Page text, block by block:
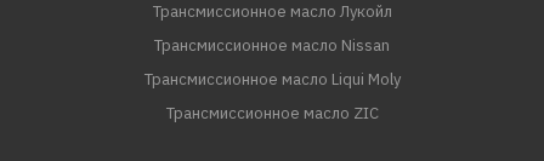
Трансмиссионное масло Лукойл
Трансмиссионное масло Nissan
Трансмиссионное масло Liqui Moly
Трансмиссионное масло ZIC